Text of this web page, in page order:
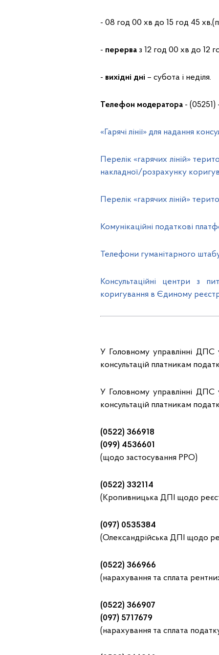
- 08 год 00 хв до 15 год 45
- перерваз 12 год 00 хв до 12
- вихідні дні – субота і неділя.
Телефон модератора- (05251)
«Гарячі лінії» для надання
Перелік «гарячих ліній»
накладної/розрахунку
Перелік «гарячих ліній»
Комунікаційні податкові
Телефони гуманітарного
Консультаційні центри з
коригування в Єдиному
У Головному управлінні ДПС
консультацій платникам
У Головному управлінні ДПС
консультацій платникам
(0522) 366918
(099) 4536601
(щодо застосування РРО)
(0522) 332114
(Кропивницька ДПІ щодо
(097) 0535384
(Олександрійська ДПІ щодо
(0522) 366966
(нарахування та сплата
(0522) 366907
(097) 5717679
(нарахування та сплата